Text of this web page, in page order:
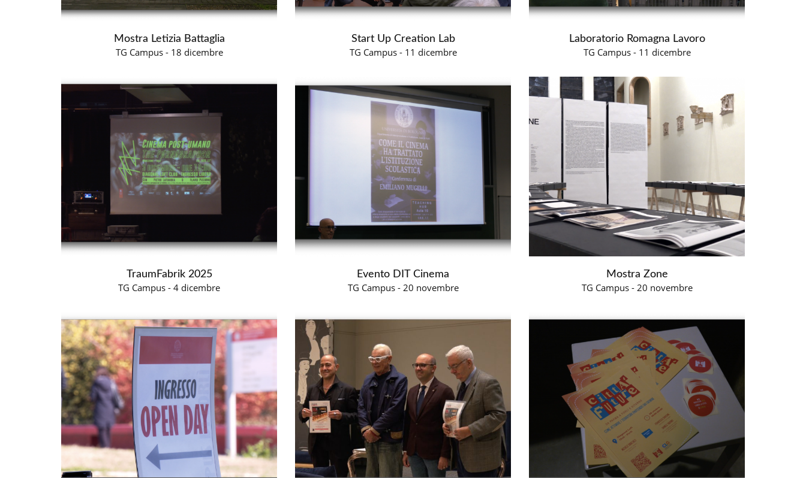
Mostra Letizia Battaglia
TG Campus - 18 dicembre
Start Up Creation Lab
TG Campus - 11 dicembre
Laboratorio Romagna Lavoro
TG Campus - 11 dicembre
TraumFabrik 2025
TG Campus - 4 dicembre
Evento DIT Cinema
TG Campus - 20 novembre
Mostra Zone
TG Campus - 20 novembre